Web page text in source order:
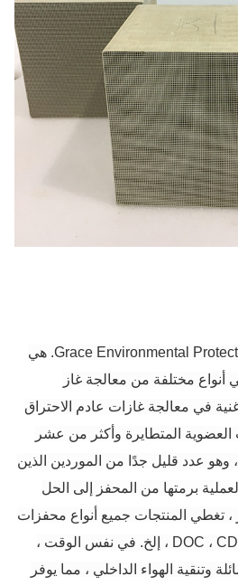
Grace Environmental Protection Technology Co.، Ltd. هي
مختلفة من معالجة غاز
في معالجة غازات عادم الاحتراق
العضوية المتطايرة وأكثر من عشر
وهو عدد قليل جدًا من الموردين الذين
برمتها من المحفز إلى الحل
تغطي المنتجات جميع أنواع محفزات
العادم ، DOC ، CDPF ، SCR ، ASC ، إلخ. في نفس الوقت ،
وتنقية الهواء الداخلي ، مما يوفر